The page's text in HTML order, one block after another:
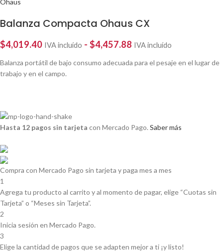
Balanza Compacta Ohaus CX
$4,019.40 IVA incluído - $4,457.88 IVA incluído
Balanza portátil de bajo consumo adecuada para el pesaje en el lugar de
trabajo y en el campo.
Hasta 12 pagos sin tarjeta con Mercado Pago. Saber más
Compra con Mercado Pago sin tarjeta y paga mes a mes
1
Agrega tu producto al carrito y al momento de pagar, elige “Cuotas sin
Tarjeta” o “Meses sin Tarjeta”.
2
Inicia sesión en Mercado Pago.
3
Elige la cantidad de pagos que se adapten mejor a ti ¡y listo!